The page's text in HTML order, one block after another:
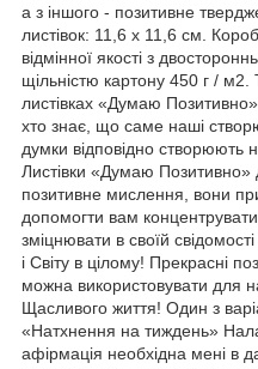
а з іншого - позитивне
листівок: 11,6 х 11,6 см.
відмінної якості з
щільністю картону 450 г / м2.
листівках «Думаю
хто знає, що саме наші
думки відповідно створюють
Листівки «Думаю Позитивно»
позитивне мислення, вони
допомогти вам
зміцнювати в своїй
і Світу в цілому! Прекрасні
можна використовувати для
Щасливого життя! Один з
«Натхнення на тиждень»
афірмація необхідна мені в